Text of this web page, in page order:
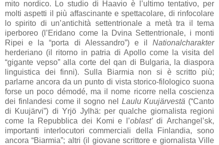
mito nordico. Lo studio di Haavio è l’ultimo tentativo, per
molti aspetti il più affascinante e spettacolare, di rinfocolare
lo spirito di un’antichità settentrionale a metà tra il tema
iperboreo (l’Eridano come la Dvina Settentrionale, i monti
Ripei e la “porta di Alessandro”) e il Nationalcharakter
herderiano (il ritorno in patria di Apollo come la visita del
“gigante vepso” alla corte del qan di Bulgaria, la diaspora
linguistica dei finni). Sulla Biarmia non si è scritto più;
parlarne ancora da un punto di vista storico-filologico suona
forse un poco démodé, ma il nome ricorre nella coscienza
dei finlandesi come il sogno nel Laulu Kuujärvestä (“Canto
di Kuujärvi”) di Yrjö Jylhä: per qualche giornalista regioni
come la Repubblica dei Komi e l’oblast’di Archangel’sk,
importanti interlocutori commerciali della Finlandia, sono
ancora “Biarmia”; altri (il giovane scrittore e giornalista Ville